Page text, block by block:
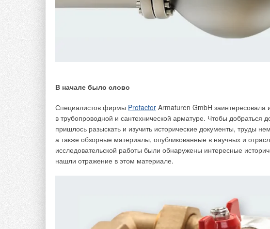
В начале было слово
Специалистов фирмы Profactor Armaturen GmbH заинтересовала
в трубопроводной и сантехнической арматуре. Чтобы добраться
пришлось разыскать и изучить исторические документы, труды
а также обзорные материалы, опубликованные в научных и
исследовательской работы были обнаружены интересные
нашли отражение в этом материале.
прочистки в зависимости от потребностей каждого, при этом
неприятные запахи. Картридж вынимается для более глубокой
SLIM+ способствует сохранению природных ресурсов,
использования химических средств. Компактный размер сифона
пластика при его производстве по сравнению с первым